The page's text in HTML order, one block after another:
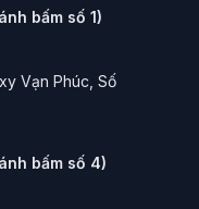
bấm số 1)
Vạn Phúc, Số
bấm số 4)